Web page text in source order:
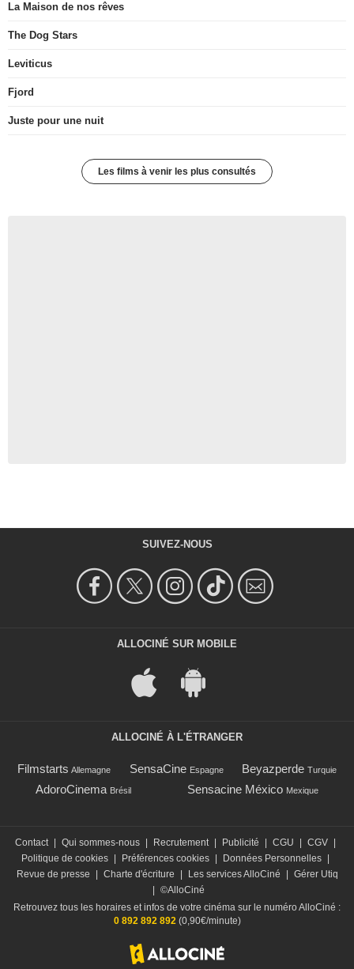
La Maison de nos rêves
The Dog Stars
Leviticus
Fjord
Juste pour une nuit
Les films à venir les plus consultés
SUIVEZ-NOUS
ALLOCINÉ SUR MOBILE
ALLOCINÉ À L'ÉTRANGER
Filmstarts Allemagne SensaCine Espagne Beyazperde Turquie
AdoroCinema Brésil Sensacine México Mexique
Contact Qui sommes-nous Recrutement Publicité CGU CGV
Politique de cookies
Préférences cookies Données Personnelles
Revue de presse
Charte d'écriture Les services AlloCiné
Gérer Utiq
©AlloCiné
Retrouvez tous les horaires et infos de votre cinéma sur le numéro AlloCiné :
0 892 892 892(0,90€/minute)